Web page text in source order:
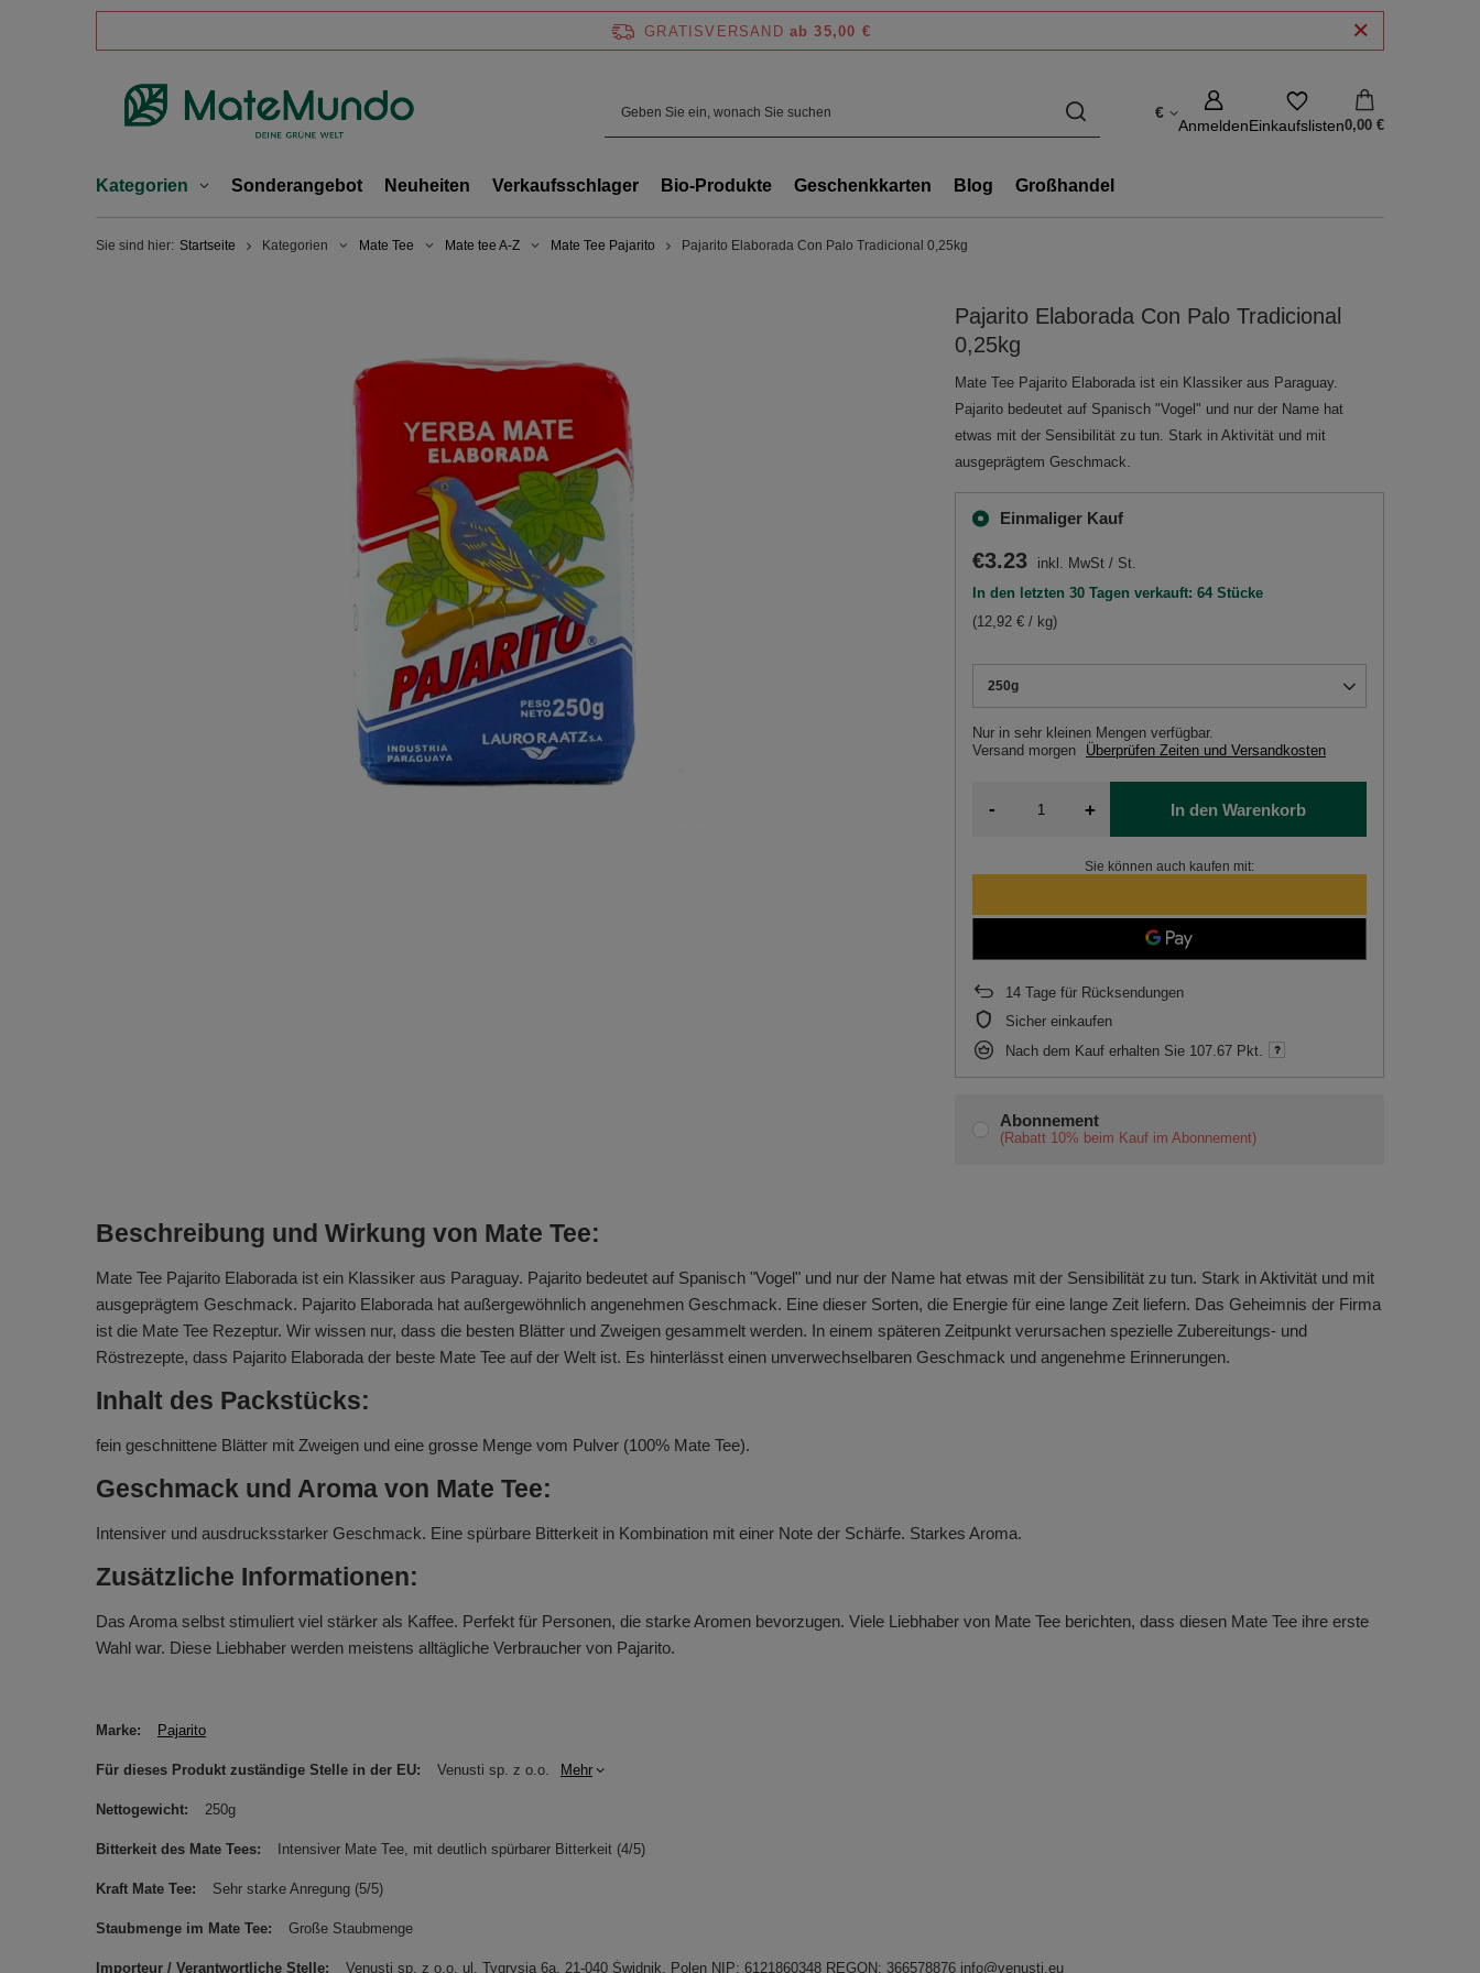
GRATISVERSAND ab 35,00 €
€
AnmeldenEinkaufslisten0,00 €
Kategorien Sonderangebot Neuheiten Verkaufsschlager Bio-Produkte Geschenkkarten Blog Großhandel
Sie sind hier: Startseite Kategorien Mate Tee Mate tee A-Z Mate Tee Pajarito Pajarito Elaborada Con Palo Tradicional 0,25kg
Pajarito Elaborada Con Palo Tradicional
0,25kg
Mate Tee Pajarito Elaborada ist ein Klassiker aus Paraguay.
Pajarito bedeutet auf Spanisch "Vogel" und nur der Name hat
etwas mit der Sensibilität zu tun. Stark in Aktivität und mit
ausgeprägtem Geschmack.
Einmaliger Kauf
Abonnement
(Rabatt 10% beim Kauf im Abonnement)
250g
Nur in sehr kleinen Mengen verfügbar
Versand morgen Überprüfen Zeiten und Versandkosten
€3.23 inkl. MwSt / St.
In den letzten 30 Tagen verkauft: 64 Stücke
(12,92 € / kg)
- + In den Warenkorb
Sie können auch kaufen mit:
14 Tage für Rücksendungen
Sicher einkaufen
Nach dem Kauf erhalten Sie 107.67 Pkt.
Beschreibung und Wirkung von Mate Tee:
Mate Tee Pajarito Elaborada ist ein Klassiker aus Paraguay. Pajarito bedeutet auf Spanisch "Vogel" und nur der Name hat etwas mit der Sensibilität zu tun. Stark in Aktivität und mit
ausgeprägtem Geschmack. Pajarito Elaborada hat außergewöhnlich angenehmen Geschmack. Eine dieser Sorten, die Energie für eine lange Zeit liefern. Das Geheimnis der Firma
ist die Mate Tee Rezeptur. Wir wissen nur, dass die besten Blätter und Zweigen gesammelt werden. In einem späteren Zeitpunkt verursachen spezielle Zubereitungs- und
Röstrezepte, dass Pajarito Elaborada der beste Mate Tee auf der Welt ist. Es hinterlässt einen unverwechselbaren Geschmack und angenehme Erinnerungen.
Inhalt des Packstücks:
fein geschnittene Blätter mit Zweigen und eine grosse Menge vom Pulver (100% Mate Tee).
Geschmack und Aroma von Mate Tee:
Intensiver und ausdrucksstarker Geschmack. Eine spürbare Bitterkeit in Kombination mit einer Note der Schärfe. Starkes Aroma.
Zusätzliche Informationen:
Das Aroma selbst stimuliert viel stärker als Kaffee. Perfekt für Personen, die starke Aromen bevorzugen. Viele Liebhaber von Mate Tee berichten, dass diesen Mate Tee ihre erste
Wahl war. Diese Liebhaber werden meistens alltägliche Verbraucher von Pajarito.
Marke Pajarito
Für dieses Produkt zuständige Stelle in der EU Venusti sp. z o.o. Mehr
Nettogewicht 250g
Bitterkeit des Mate Tees Intensiver Mate Tee, mit deutlich spürbarer Bitterkeit (4/5)
Kraft Mate Tee Sehr starke Anregung (5/5)
Staubmenge im Mate Tee Große Staubmenge
Importeur / Verantwortliche Stelle Venusti sp. z o.o. ul. Tygrysia 6a, 21-040 Świdnik, Polen NIP: 6121860348 REGON: 366578876 info@venusti.eu